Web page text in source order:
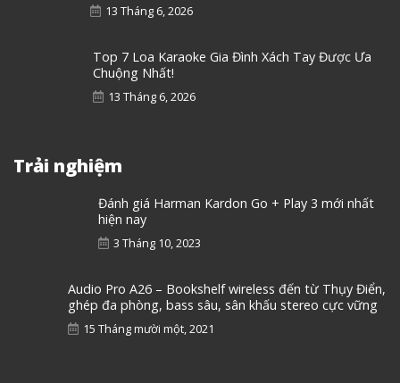
13 Tháng 6, 2026
Top 7 Loa Karaoke Gia Đình Xách Tay Được Ưa
Chuộng Nhất!
13 Tháng 6, 2026
Trải nghiệm
Đánh giá Harman Kardon Go + Play 3 mới nhất
hiện nay
3 Tháng 10, 2023
Audio Pro A26 – Bookshelf wireless đến từ Thụy Điển,
ghép đa phòng, bass sâu, sân khấu stereo cực vững
15 Tháng mười một, 2021